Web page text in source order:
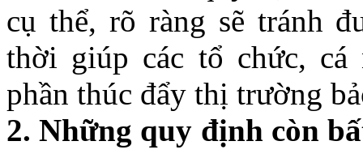
cụ thể, rõ ràng sẽ tránh
thời giúp các tổ chức,
phần thúc đẩy thị trường
2. Những quy định còn